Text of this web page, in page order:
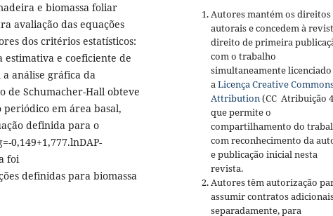
e biomassa foliar
avaliação das equações
dos critérios estatísticos:
e coeficiente de
análise gráfica da
de Schumacher-Hall obteve
em área basal,
definida para o
0,149+1,777.lnDAP-
foi
definidas para biomassa
Autores mantém os direitos
autorais e concedem à
direito de primeira
com o trabalho
simultaneamente
aLicença Creative
Attribution(CC Atribuição
que permite o
compartilhamento do
com reconhecimento da
e publicação inicial nesta
revista.
Autores têm autorização
assumir contratos
separadamente, para